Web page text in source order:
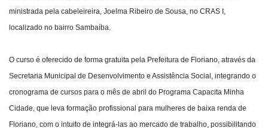
ministrada pela cabeleireira, Joelma Ribeiro de Sousa, no CRAS I,
localizado no bairro Sambaíba.
O curso é oferecido de forma gratuita pela Prefeitura de Floriano, através da
Secretaria Municipal de Desenvolvimento e Assistência Social, integrando o
cronograma de cursos para o mês de abril do Programa Capacita Minha
Cidade, que leva formação profissional para mulheres de baixa renda de
Floriano, com o intuito de integrá-las ao mercado de trabalho, possibilitando